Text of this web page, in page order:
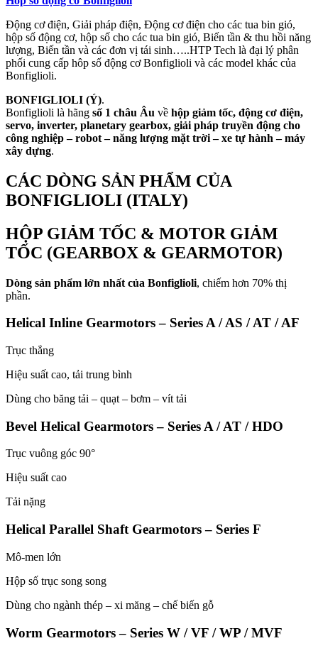
Động cơ điện, Giải pháp điện, Động cơ điện cho các tua bin gió,
hộp số động cơ, hộp số cho các tua bin gió, Biến tần & thu hồi năng
lượng, Biến tần và các đơn vị tái sinh…..HTP Tech là đại lý phân
phối cung cấp hôp số động cơ Bonfiglioli và các model khác của
Bonfiglioli.
BONFIGLIOLI (Ý).
Bonfiglioli là hãng số 1 châu Âu về hộp giảm tốc, động cơ điện,
servo, inverter, planetary gearbox, giải pháp truyền động cho
công nghiệp – robot – năng lượng mặt trời – xe tự hành – máy
xây dựng.
CÁC DÒNG SẢN PHẨM CỦA
BONFIGLIOLI (ITALY)
HỘP GIẢM TỐC & MOTOR GIẢM
TỐC (GEARBOX & GEARMOTOR)
Dòng sản phẩm lớn nhất của Bonfiglioli, chiếm hơn 70% thị
phần.
Helical Inline Gearmotors – Series A / AS / AT / AF
Trục thẳng
Hiệu suất cao, tải trung bình
Dùng cho băng tải – quạt – bơm – vít tải
Bevel Helical Gearmotors – Series A / AT / HDO
Trục vuông góc 90°
Hiệu suất cao
Tải nặng
Helical Parallel Shaft Gearmotors – Series F
Mô-men lớn
Hộp số trục song song
Dùng cho ngành thép – xi măng – chế biến gỗ
Worm Gearmotors – Series W / VF / WP / MVF